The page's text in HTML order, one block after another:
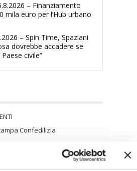
– Finanziamento
mila euro per l’Hub urbano
– Spin Time, Spaziani
dovrebbe accadere se
civile”
Confedilizia